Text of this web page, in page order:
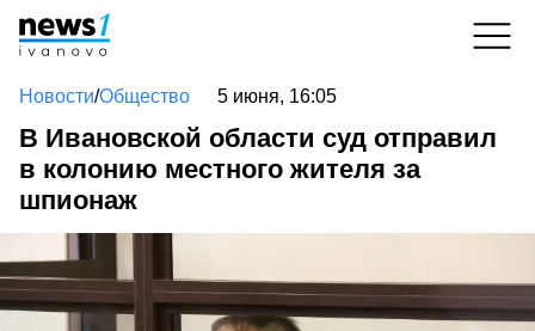
Новости/Общество 5 июня, 16:05
В Ивановской области суд отправил
в колонию местного жителя за
шпионаж